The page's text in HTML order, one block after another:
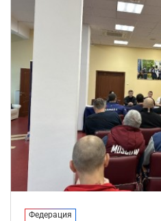
Федерация